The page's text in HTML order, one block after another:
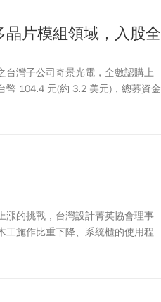
片模組領域，入股全
台灣子公司奇景光電，全數認購上
幣 104.4 元(約 3.2 美元)，總募資金
奇景將持有上詮 5.3% 股權。
漲的挑戰，台灣設計菁英協會理事
工施作比重下降、系統櫃的使用程